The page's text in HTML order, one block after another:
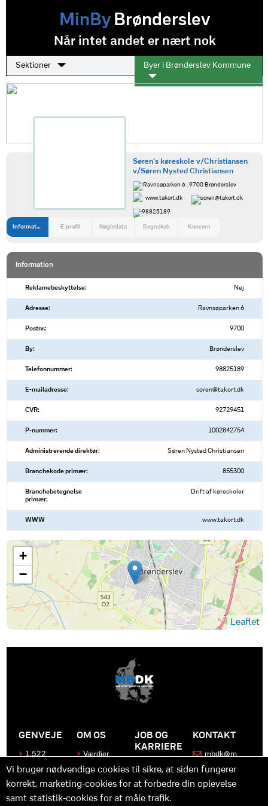
MinByBrønderslev
Når intet andet er nært nok
Sektioner Byer i Brønderslev Kommune
Søren's køreskole v/Christiansen
v/Søren Nysted Christiansen
Ravnsøparken 6 , 9700 Brønderslev
www.takort.dk
soren@takort.dk
98825189
Information E-profil Nøgledata Regnskab Koncern
Information
Reklamebeskyttelse: Nej
Adresse: Ravnsøparken 6
Postnr.: 9700
By: Brønderslev
Telefonnummer: 98825189
E-mailadresse: soren@takort.dk
CVR: 92729451
P-nummer: 1002842754
Administrerende direktør: Søren Nysted Christiansen
Branchekode primær: 855300
Branchebetegnelse
primær:
Drift af køreskoler
WWW www.takort.dk
+
−
Leaflet
GENVEJE
1.522
Produkter
Kontakt
os
OM OS
Værdier
Historen
bag
MBDK
Hvad gør
JOB OG
KARRIERE
Bliv en del
af MBDK
Vores
team
KONTAKT
mbdk@m
Vi bruger nødvendige cookies til sikre, at siden fungerer
korrekt, marketing-cookies for at forbedre din oplevelse
samt statistik-cookies for at måle trafik.